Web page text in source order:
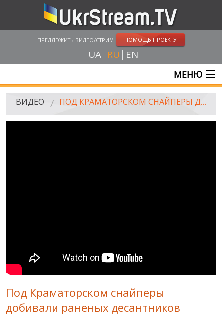
ПРЕДЛОЖИТЬ ВИДЕО/СТРИМ ПОМОЩЬ ПРОЕКТУ
UA RU EN
МЕНЮ
ГЛАВНАЯ
ПУБЛИЧНЫЕ ЛЮДИ
РОССИЙСКО-УКРАИНСКАЯ ВОЙНА
WINTER ON FIRE: UKRAINE'S FIGHT FOR FREEDOM
ХРОНОЛОГИЯ ЄВРОМАЙДАНА
ВИДЕО ПОД КРАМАТОРСКОМ СНАЙПЕРЫ ДОБИВАЛИ РАНЕНЫХ ДЕСАНТНИКОВ
Под Краматорском снайперы
добивали раненых десантников